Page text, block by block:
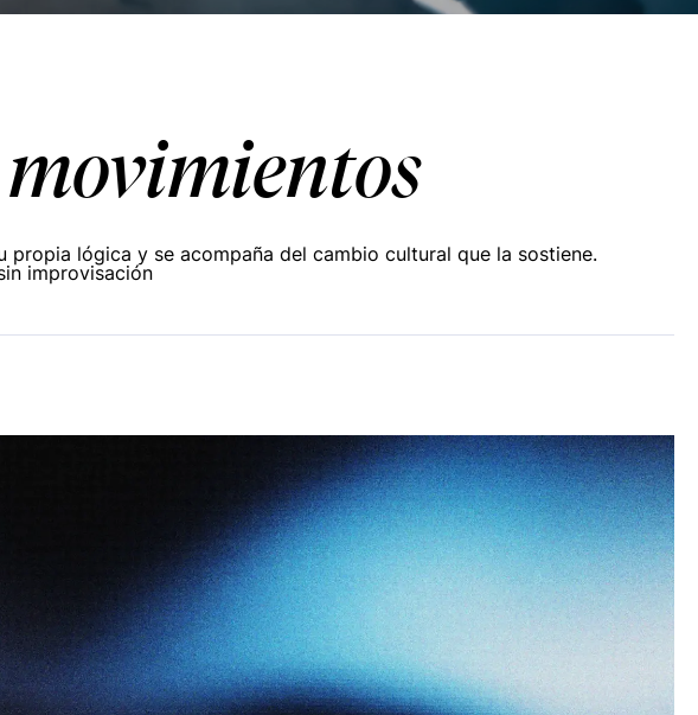
movimientos
lógica y se acompaña del cambio cultural que la sostiene.
improvisación